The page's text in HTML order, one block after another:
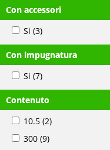
Con accessori
Si (3)
Con impugnatura
Si (7)
Contenuto
10.5 (2)
300 (9)